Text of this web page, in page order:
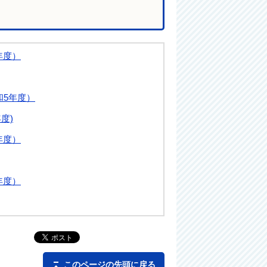
）
年度）
)
）
）
このページの先頭に戻る